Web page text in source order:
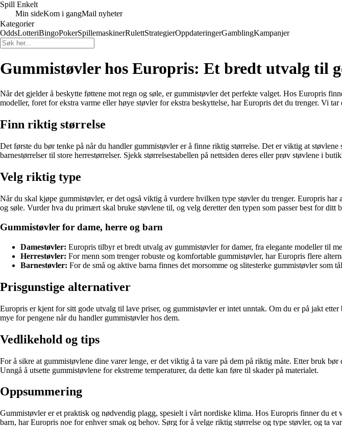
Spill Enkelt
Min sideKom i gangMail nyheter
Kategorier
OddsLotteriBingoPokerSpillemaskinerRulettStrategierOppdateringerGamblingKampanjer
Gummistøvler hos Europris: Et bredt utvalg til
Når det gjelder å beskytte føttene mot regn og søle, er gummistøvler det perfekte valget. Hos Europris
modeller, foret for ekstra varme eller høye støvler for ekstra beskyttelse, har Europris det du trenger. Vi
Finn riktig størrelse
Det første du bør tenke på når du handler gummistøvler er å finne riktig størrelse. Det er viktig at
barnestørrelser til store herrestørrelser. Sjekk størrelsestabellen på nettsiden deres eller prøv støvlene i
Velg riktig type
Når du skal kjøpe gummistøvler, er det også viktig å vurdere hvilken type støvler du trenger. Europris
og søle. Vurder hva du primært skal bruke støvlene til, og velg deretter den typen som passer best for ditt
Gummistøvler for dame, herre og barn
Damestøvler: Europris tilbyr et bredt utvalg av gummistøvler for damer, fra elegante modeller til
Herrestøvler: For menn som trenger robuste og komfortable gummistøvler, har Europris flere
Barne­støvler: For de små og aktive barna finnes det morsomme og slitesterke gummistøvler som
Prisgunstige alternativer
Europris er kjent for sitt gode utvalg til lave priser, og gummistøvler er intet unntak. Om du er på jakt
mye for pengene når du handler gummistøvler hos dem.
Vedlikehold og tips
For å sikre at gummistøvlene dine varer lenge, er det viktig å ta vare på dem på riktig måte. Etter bruk
Unngå å utsette gummistøvlene for ekstreme temperaturer, da dette kan føre til skader på materialet.
Oppsummering
Gummistøvler er et praktisk og nødvendig plagg, spesielt i vårt nordiske klima. Hos Europris finner du
barn, har Europris noe for enhver smak og behov. Sørg for å velge riktig størrelse og type støvler, og ta